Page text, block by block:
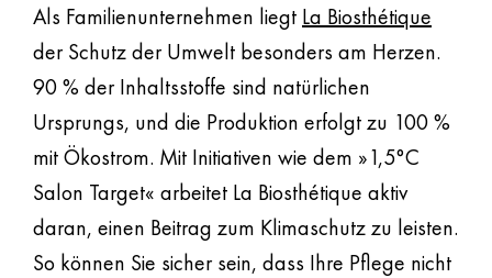
Als Familienunternehmen liegt La Biosthétique
der Schutz der Umwelt besonders am Herzen.
90 % der Inhaltsstoffe sind natürlichen
Ursprungs, und die Produktion erfolgt zu 100 %
mit Ökostrom. Mit Initiativen wie dem »1,5°C
Salon Target« arbeitet La Biosthétique aktiv
daran, einen Beitrag zum Klimaschutz zu leisten.
So können Sie sicher sein, dass Ihre Pflege nicht